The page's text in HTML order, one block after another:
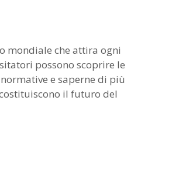
mondiale che attira ogni
possono scoprire le
e saperne di più
il futuro del